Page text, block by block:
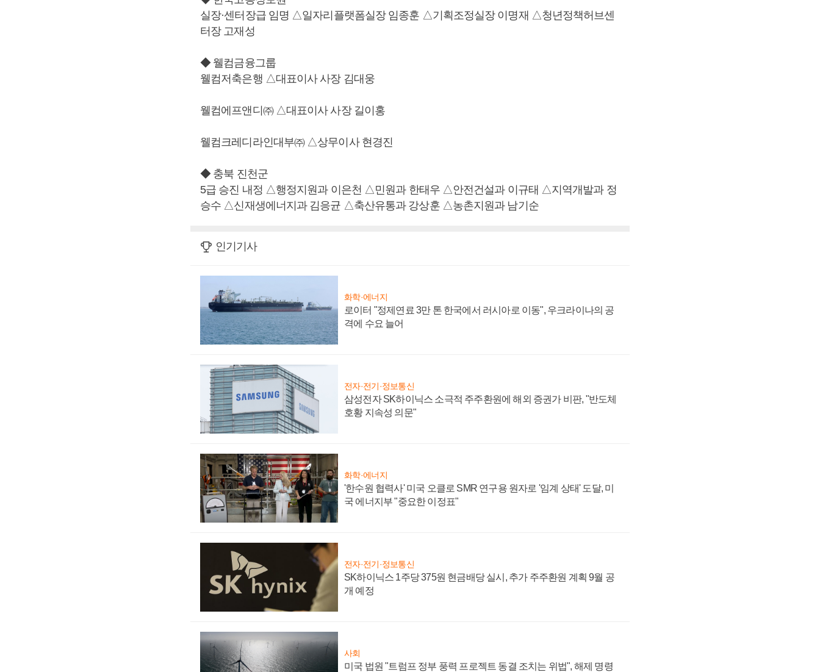
실장·센터장급 임명 △일자리플랫폼실장 임종훈 △기획조정실장 이명재 △청년정책허브센
터장 고재성
◆ 웰컴금융그룹
웰컴저축은행 △대표이사 사장 김대웅
웰컴에프앤디㈜ △대표이사 사장 길이홍
웰컴크레디라인대부㈜ △상무이사 현경진
◆ 충북 진천군
5급 승진 내정 △행정지원과 이은천 △민원과 한태우 △안전건설과 이규태 △지역개발과 정
승수 △신재생에너지과 김응균 △축산유통과 강상훈 △농촌지원과 남기순
인기기사
화학·에너지
로이터 "정제연료 3만 톤 한국에서 러시아로 이동", 우크라이나의 공
격에 수요 늘어
전자·전기·정보통신
삼성전자 SK하이닉스 소극적 주주환원에 해외 증권가 비판, "반도체
호황 지속성 의문"
화학·에너지
'한수원 협력사' 미국 오클로 SMR 연구용 원자로 '임계 상태' 도달, 미
국 에너지부 "중요한 이정표"
전자·전기·정보통신
SK하이닉스 1주당 375원 현금배당 실시, 추가 주주환원 계획 9월 공
개 예정
사회
미국 법원 "트럼프 정부 풍력 프로젝트 동결 조치는 위법", 해제 명령